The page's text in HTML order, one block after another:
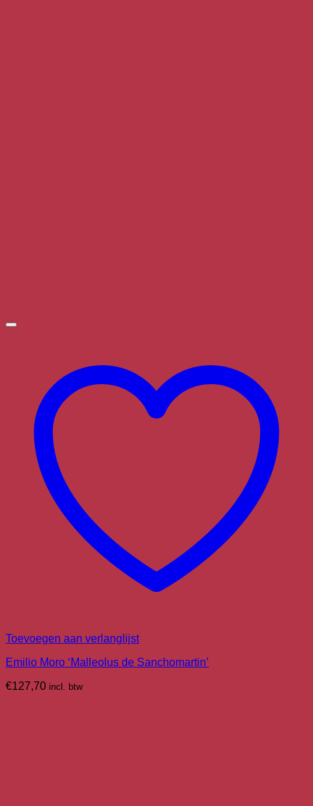
Toevoegen aan verlanglijst
Emilio Moro ‘Malleolus de Sanchomartin’
€127,70 incl. btw